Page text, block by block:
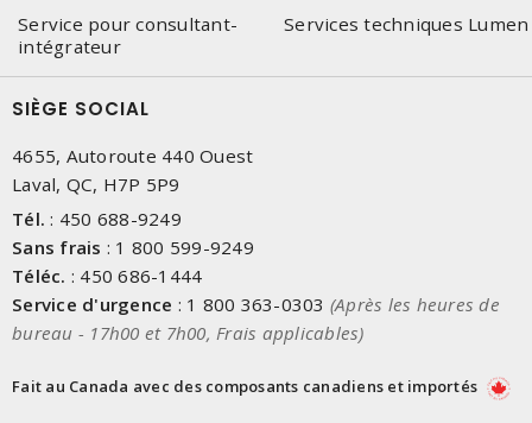
Service pour consultant-
intégrateur
Services techniques Lumen
SIÈGE SOCIAL
4655, Autoroute 440 Ouest
Laval, QC, H7P 5P9
Tél. : 450 688-9249
Sans frais : 1 800 599-9249
Téléc. : 450 686-1444
Service d'urgence : 1 800 363-0303 (Après les heures de
bureau - 17h00 et 7h00, Frais applicables)
Fait au Canada avec des composants canadiens et importés